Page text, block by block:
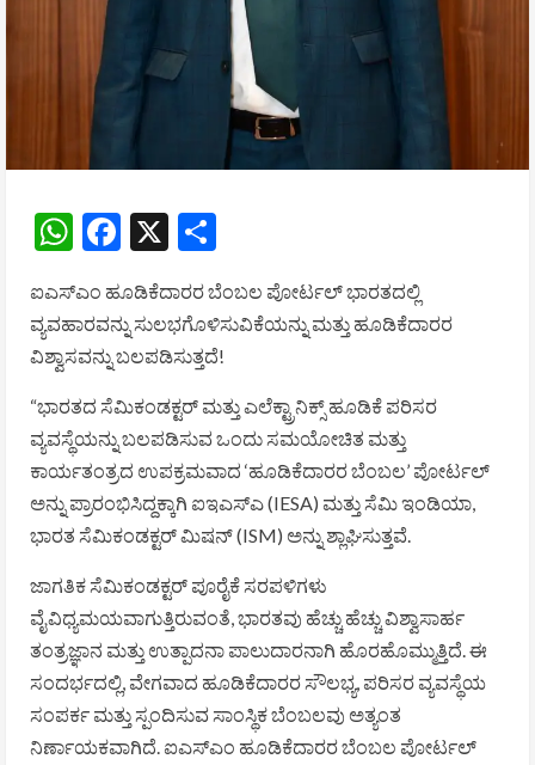
WhatsApp
Facebook
X
ಐಎಸ್ಎಂ ಹೂಡಿಕೆದಾರರ ಬೆಂಬಲ ಪೋರ್ಟಲ್ ಭಾರತದಲ್ಲಿ
ವ್ಯವಹಾರವನ್ನು ಸುಲಭಗೊಳಿಸುವಿಕೆಯನ್ನು ಮತ್ತು ಹೂಡಿಕೆದಾರರ
ವಿಶ್ವಾಸವನ್ನು ಬಲಪಡಿಸುತ್ತದೆ!
“ಭಾರತದ ಸೆಮಿಕಂಡಕ್ಟರ್ ಮತ್ತು ಎಲೆಕ್ಟ್ರಾನಿಕ್ಸ್ ಹೂಡಿಕೆ ಪರಿಸರ
ವ್ಯವಸ್ಥೆಯನ್ನು ಬಲಪಡಿಸುವ ಒಂದು ಸಮಯೋಚಿತ ಮತ್ತು
ಕಾರ್ಯತಂತ್ರದ ಉಪಕ್ರಮವಾದ ‘ಹೂಡಿಕೆದಾರರ ಬೆಂಬಲ’ ಪೋರ್ಟಲ್
ಅನ್ನು ಪ್ರಾರಂಭಿಸಿದ್ದಕ್ಕಾಗಿ ಐಇಎಸ್ಎ (IESA) ಮತ್ತು ಸೆಮಿ ಇಂಡಿಯಾ,
ಭಾರತ ಸೆಮಿಕಂಡಕ್ಟರ್ ಮಿಷನ್ (ISM) ಅನ್ನು ಶ್ಲಾಘಿಸುತ್ತವೆ.
ಜಾಗತಿಕ ಸೆಮಿಕಂಡಕ್ಟರ್ ಪೂರೈಕೆ ಸರಪಳಿಗಳು
ವೈವಿಧ್ಯಮಯವಾಗುತ್ತಿರುವಂತೆ, ಭಾರತವು ಹೆಚ್ಚು ಹೆಚ್ಚು ವಿಶ್ವಾಸಾರ್ಹ
ತಂತ್ರಜ್ಞಾನ ಮತ್ತು ಉತ್ಪಾದನಾ ಪಾಲುದಾರನಾಗಿ ಹೊರಹೊಮ್ಮುತ್ತಿದೆ. ಈ
ಸಂದರ್ಭದಲ್ಲಿ, ವೇಗವಾದ ಹೂಡಿಕೆದಾರರ ಸೌಲಭ್ಯ, ಪರಿಸರ ವ್ಯವಸ್ಥೆಯ
ಸಂಪರ್ಕ ಮತ್ತು ಸ್ಪಂದಿಸುವ ಸಾಂಸ್ಥಿಕ ಬೆಂಬಲವು ಅತ್ಯಂತ
ನಿರ್ಣಾಯಕವಾಗಿದೆ. ಐಎಸ್ಎಂ ಹೂಡಿಕೆದಾರರ ಬೆಂಬಲ ಪೋರ್ಟಲ್